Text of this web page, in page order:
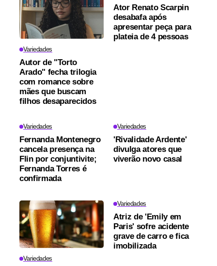
Variedades
Autor de "Torto
Arado" fecha trilogia
com romance sobre
mães que buscam
filhos desaparecidos
Ator Renato Scarpin
desabafa após
apresentar peça para
plateia de 4 pessoas
Variedades
Fernanda Montenegro
cancela presença na
Flin por conjuntivite;
Fernanda Torres é
confirmada
Variedades
'Rivalidade Ardente'
divulga atores que
viverão novo casal
Variedades
Variedades
Atriz de 'Emily em
Paris' sofre acidente
grave de carro e fica
imobilizada